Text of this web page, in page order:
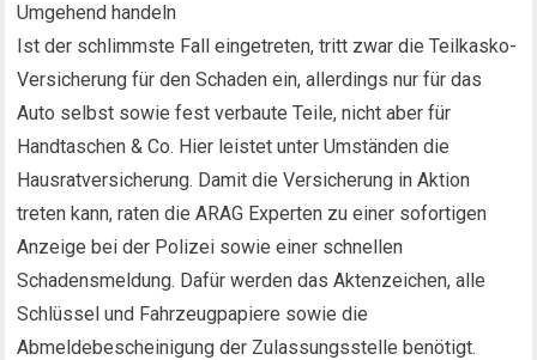
Umgehend handeln
Ist der schlimmste Fall eingetreten, tritt zwar die Teilkasko-
Versicherung für den Schaden ein, allerdings nur für das
Auto selbst sowie fest verbaute Teile, nicht aber für
Handtaschen & Co. Hier leistet unter Umständen die
Hausratversicherung. Damit die Versicherung in Aktion
treten kann, raten die ARAG Experten zu einer sofortigen
Anzeige bei der Polizei sowie einer schnellen
Schadensmeldung. Dafür werden das Aktenzeichen, alle
Schlüssel und Fahrzeugpapiere sowie die
Abmeldebescheinigung der Zulassungsstelle benötigt.